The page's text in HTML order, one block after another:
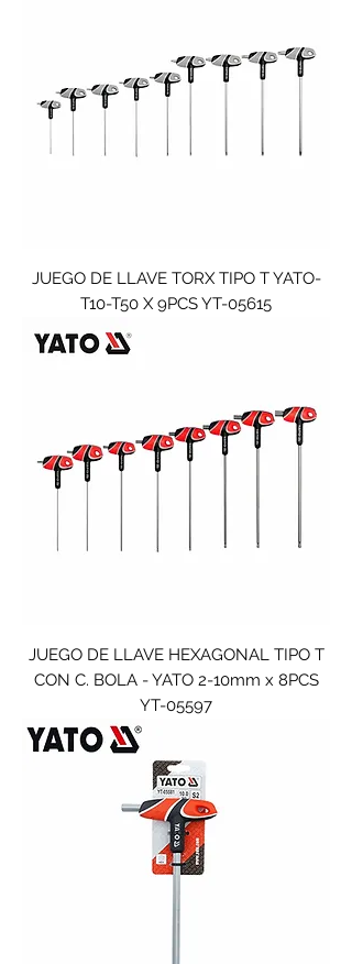
JUEGO DE LLAVE TORX TIPO T YATO-
T10-T50 X 9PCS YT-05615
JUEGO DE LLAVE HEXAGONAL TIPO T
CON C. BOLA - YATO 2-10mm x 8PCS
YT-05597